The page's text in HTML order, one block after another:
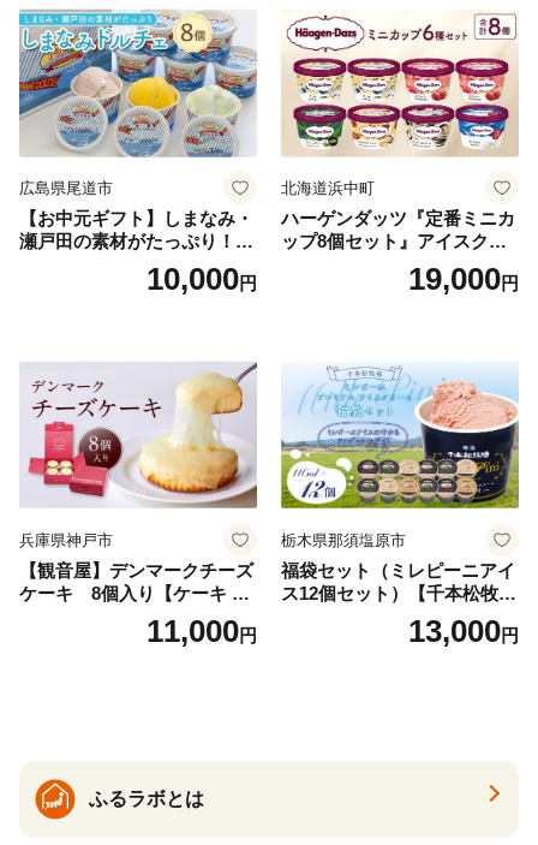
広島県尾道市
【お中元ギフト】しまなみ・
瀬戸田の素材がたっぷり！ジ
10,000円
北海道浜中町
ハーゲンダッツ『定番ミニカ
ップ8個セット』アイスクリ
ーム アイス スイーツ デザー
19,000円
兵庫県神戸市
【観音屋】デンマークチーズ
ケーキ 8個入り【ケーキ チ
ーズケーキ 人気スイーツ お
すすめスイーツ 神戸スイー
11,000円
栃木県那須塩原市
福袋セット（ミレピーニアイ
ス12個セット）【千本松牧
場】 ns025-014-12 【デザー
ト 詰め合わせ ギフト】
13,000円
ふるラボとは